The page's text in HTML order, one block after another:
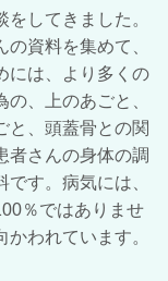
してきました。
資料を集めて、
には、より多くの
、上のあごと、
と、頭蓋骨との関
者さんの身体の調
す。病気には、
％ではありませ
われています。